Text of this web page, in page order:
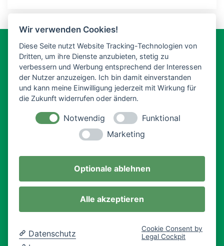
Impressum Datenschutz
Cookie-Einstellungen ändern
© Garten-und Landschaftsgestaltung Michael
Großkopf,
Adelsdorf - Höchstadt/Aisch - Erlangen
webdesign bauer+bauer
Wir verwenden Cookies!
Diese Seite nutzt Website Tracking-Technologien von
Dritten, um ihre Dienste anzubieten, stetig zu
verbessern und Werbung entsprechend der Interessen
der Nutzer anzuzeigen. Ich bin damit einverstanden
und kann meine Einwilligung jederzeit mit Wirkung für
die Zukunft widerrufen oder ändern.
Notwendig
Funktional
Marketing
Optionale ablehnen
Alle akzeptieren
Datenschutz
Cookie Consent by
Legal Cockpit